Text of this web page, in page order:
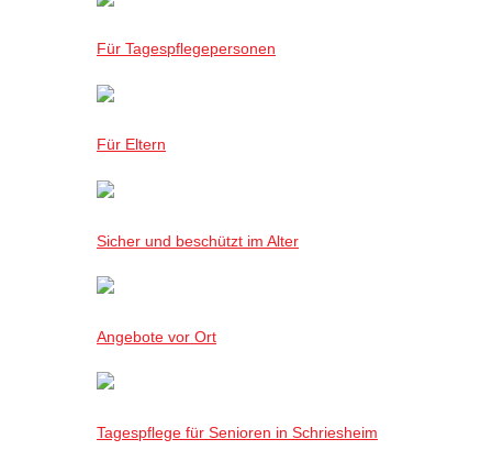
Für Tagespflegepersonen
Für Eltern
Sicher und beschützt im Alter
Angebote vor Ort
Tagespflege für Senioren in Schriesheim